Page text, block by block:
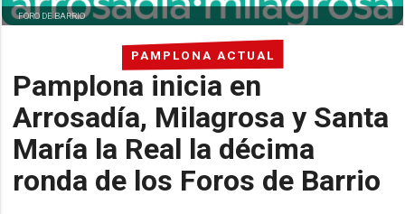
PAMPLONA ACTUAL
Pamplona inicia en
Arrosadía, Milagrosa y Santa
María la Real la décima
ronda de los Foros de Barrio
FORO DE BARRIO